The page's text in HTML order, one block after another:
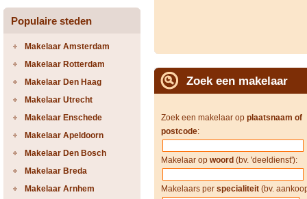
Populaire steden
Makelaar Amsterdam
Makelaar Rotterdam
Makelaar Den Haag
Makelaar Utrecht
Makelaar Enschede
Makelaar Apeldoorn
Makelaar Den Bosch
Makelaar Breda
Makelaar Arnhem
Zoek een makelaar
Zoek een makelaar op plaatsnaam of
postcode:
Makelaar op woord (bv. 'deeldienst'):
Makelaars per specialiteit (bv.